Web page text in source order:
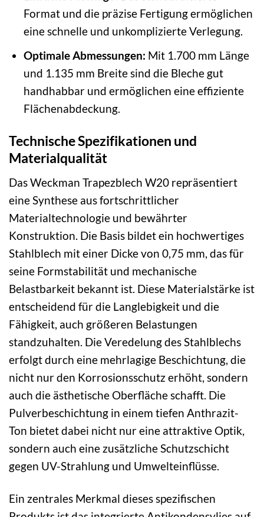
Format und die präzise Fertigung ermöglichen
eine schnelle und unkomplizierte Verlegung.
Optimale Abmessungen: Mit 1.700 mm Länge
und 1.135 mm Breite sind die Bleche gut
handhabbar und ermöglichen eine effiziente
Flächenabdeckung.
Technische Spezifikationen und
Materialqualität
Das Weckman Trapezblech W20 repräsentiert
eine Synthese aus fortschrittlicher
Materialtechnologie und bewährter
Konstruktion. Die Basis bildet ein hochwertiges
Stahlblech mit einer Dicke von 0,75 mm, das für
seine Formstabilität und mechanische
Belastbarkeit bekannt ist. Diese Materialstärke ist
entscheidend für die Langlebigkeit und die
Fähigkeit, auch größeren Belastungen
standzuhalten. Die Veredelung des Stahlblechs
erfolgt durch eine mehrlagige Beschichtung, die
nicht nur den Korrosionsschutz erhöht, sondern
auch die ästhetische Oberfläche schafft. Die
Pulverbeschichtung in einem tiefen Anthrazit-
Ton bietet dabei nicht nur eine attraktive Optik,
sondern auch eine zusätzliche Schutzschicht
gegen UV-Strahlung und Umwelteinflüsse.
Ein zentrales Merkmal dieses spezifischen